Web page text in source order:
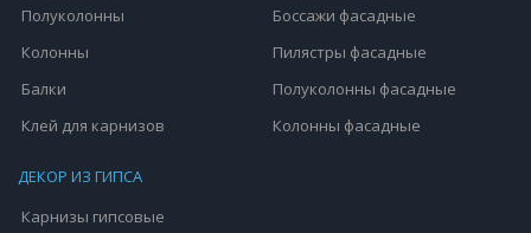
Полуколонны
Колонны
Балки
Клей для карнизов
Боссажи фасадные
Пилястры фасадные
Полуколонны фасадные
Колонны фасадные
ДЕКОР ИЗ ГИПСА
Карнизы гипсовые